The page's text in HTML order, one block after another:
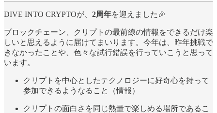
DIVE INTO CRYPTOが、 2周年を迎えました🎉
ブロックチェーン、クリプトの最前線の情報をできるだけ楽
しいと思えるように届けてまいります。今年は、昨年挑戦で
きなかったことや、色々な試行錯誤を行っていこうと思って
います。
クリプトを中心としたテクノロジーに好奇心を持って
参加できるようなること（情報）
クリプトの面白さを同じ熱量で楽しめる場所であるこ